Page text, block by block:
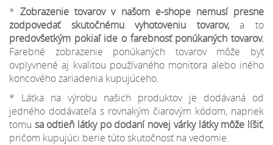
*Zobrazenie tovarov v našom e-shope nemusí presne
zodpovedať skutočnému vyhotoveniu tovarov,a to
predovšetkým pokiaľ ide o farebnosť ponúkaných tovarov.
Farebné zobrazenie ponúkaných tovarov môže byť
ovplyvnené aj kvalitou používaného monitora alebo iného
koncového zariadenia kupujúceho.
* Látka na výrobu našich produktov je dodávaná od
jedného dodávateľa s rovnakým čiarovým kódom, napriek
tomu sa odtieň látky po dodaní novej várky látky môže líšiť,
pričom kupujúci berie túto skutočnosť na vedomie.